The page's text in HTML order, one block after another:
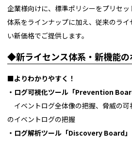
企業様向けに、標準ポリシーをプリセ
体系をラインナップに加え、従来のラ
い新価格でご提供します。
◆新ライセンス体系・新機能の
■よりわかりやすく！
・ログ可視化ツール「Prevention
イベントログ全体像の把握、脅威の
のイベントログの把握
・ログ解析ツール「Discovery Board」